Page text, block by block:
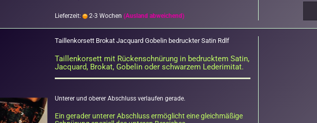
Lieferzeit: 2-3 Wochen (Ausland abweichend)
Tail­len­kor­sett Bro­kat Jac­quard Go­be­lin be­druck­ter Satin Rdlf
Tail­len­kor­sett mit Rü­cken­schnü­rung in be­druck­tem Satin,
Jac­quard, Bro­kat, Go­be­lin oder schwar­zem Le­der­imi­tat.
Un­te­rer und obe­rer Ab­schluss ver­lau­fen ge­ra­de.
Ein ge­ra­der un­te­rer Ab­schluss er­mög­licht eine gleich­mä­ßi­ge